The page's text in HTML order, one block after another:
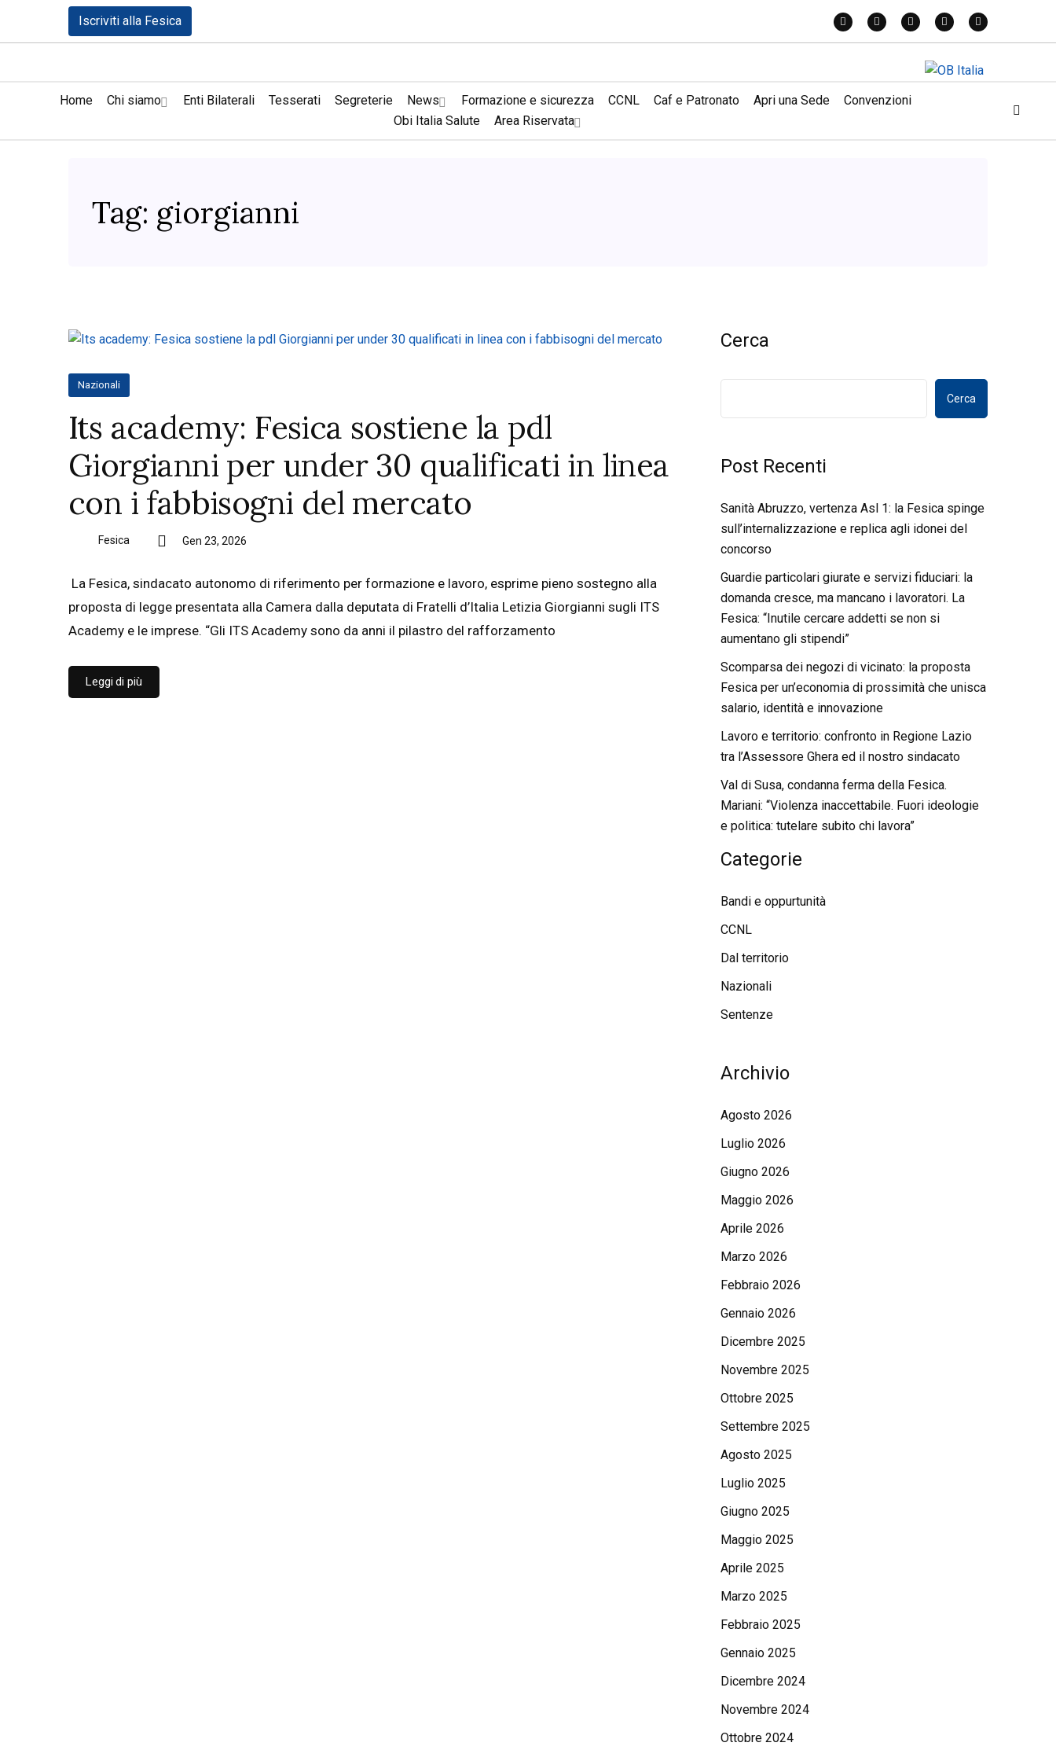
Iscriviti alla Fesica
Home Chi siamo Enti Bilaterali Tesserati Segreterie News Formazione e sicurezza CCNL Caf e Patronato Apri una Sede
Convenzioni
Obi Italia Salute
Area Riservata
Tag: giorgianni
Nazionali
Its academy: Fesica sostiene la pdl
Giorgianni per under 30 qualificati in linea
con i fabbisogni del mercato
Fesica Gen 23, 2026
La Fesica, sindacato autonomo di riferimento per formazione e lavoro, esprime pieno sostegno alla
proposta di legge presentata alla Camera dalla deputata di Fratelli d’Italia Letizia Giorgianni sugli ITS
Academy e le imprese. “Gli ITS Academy sono da anni il pilastro del rafforzamento
Leggi di più
Cerca
Cerca
Post Recenti
Sanità Abruzzo, vertenza Asl 1: la Fesica spinge
sull’internalizzazione e replica agli idonei del
concorso
Guardie particolari giurate e servizi fiduciari: la
domanda cresce, ma mancano i lavoratori. La
Fesica: “Inutile cercare addetti se non si
aumentano gli stipendi”
Scomparsa dei negozi di vicinato: la proposta
Fesica per un’economia di prossimità che unisca
salario, identità e innovazione
Lavoro e territorio: confronto in Regione Lazio
tra l’Assessore Ghera ed il nostro sindacato
Val di Susa, condanna ferma della Fesica.
Mariani: “Violenza inaccettabile. Fuori ideologie
e politica: tutelare subito chi lavora”
Categorie
Bandi e oppurtunità
CCNL
Dal territorio
Nazionali
Sentenze
Archivio
Agosto 2026
Luglio 2026
Giugno 2026
Maggio 2026
Aprile 2026
Marzo 2026
Febbraio 2026
Gennaio 2026
Dicembre 2025
Novembre 2025
Ottobre 2025
Settembre 2025
Agosto 2025
Luglio 2025
Giugno 2025
Maggio 2025
Aprile 2025
Marzo 2025
Febbraio 2025
Gennaio 2025
Dicembre 2024
Novembre 2024
Ottobre 2024